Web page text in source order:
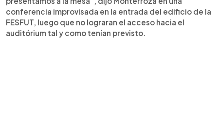
conferencia improvisada en la entrada del edificio de la
FESFUT, luego que no lograran el acceso hacia el
auditórium tal y como tenían previsto.